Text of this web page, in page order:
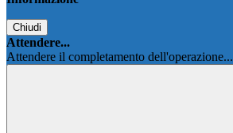
Chiudi
Attendere...
Attendere il completamento dell'operazione...